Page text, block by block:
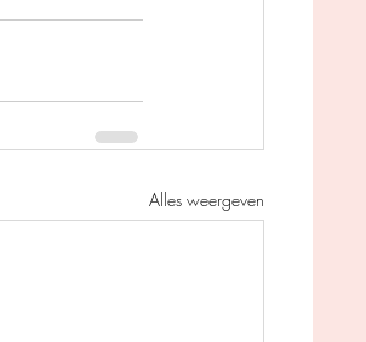
Alles weergeven